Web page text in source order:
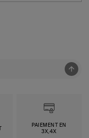
PAIEMENT EN
3X,4X